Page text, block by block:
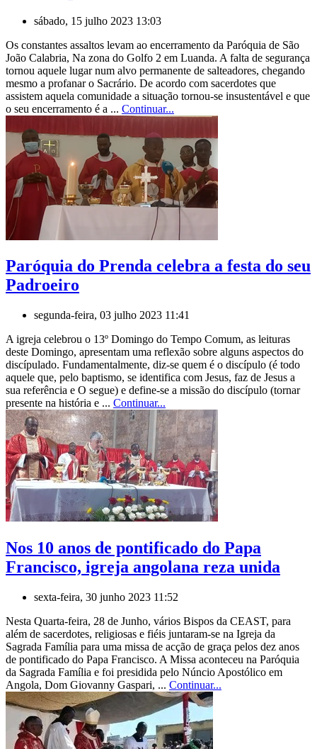
sábado, 15 julho 2023 13:03
Os constantes assaltos levam ao encerramento da Paróquia de São
João Calabria, Na zona do Golfo 2 em Luanda. A falta de segurança
tornou aquele lugar num alvo permanente de salteadores, chegando
mesmo a profanar o Sacrário. De acordo com sacerdotes que
assistem aquela comunidade a situação tornou-se insustentável e que
o seu encerramento é a ... Continuar...
Paróquia do Prenda celebra a festa do seu
Padroeiro
segunda-feira, 03 julho 2023 11:41
A igreja celebrou o 13º Domingo do Tempo Comum, as leituras
deste Domingo, apresentam uma reflexão sobre alguns aspectos do
discípulado. Fundamentalmente, diz-se quem é o discípulo (é todo
aquele que, pelo baptismo, se identifica com Jesus, faz de Jesus a
sua referência e O segue) e define-se a missão do discípulo (tornar
presente na história e ... Continuar...
Nos 10 anos de pontificado do Papa
Francisco, igreja angolana reza unida
sexta-feira, 30 junho 2023 11:52
Nesta Quarta-feira, 28 de Junho, vários Bispos da CEAST, para
além de sacerdotes, religiosas e fiéis juntaram-se na Igreja da
Sagrada Família para uma missa de acção de graça pelos dez anos
de pontificado do Papa Francisco. A Missa aconteceu na Paróquia
da Sagrada Família e foi presidida pelo Núncio Apostólico em
Angola, Dom Giovanny Gaspari, ... Continuar...